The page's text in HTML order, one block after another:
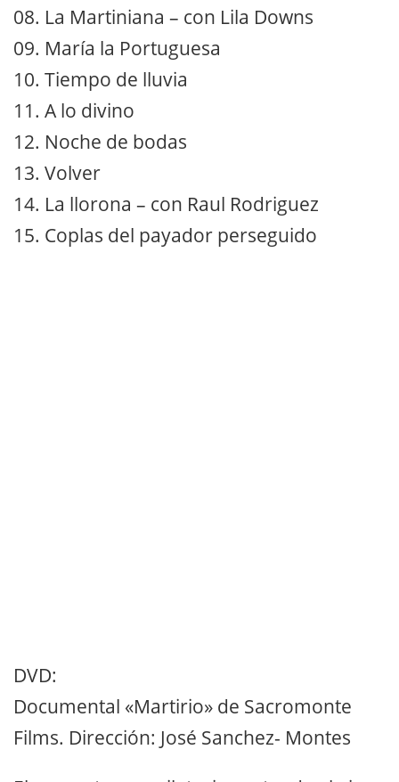
08. La Martiniana – con Lila Downs
09. María la Portuguesa
10. Tiempo de lluvia
11. A lo divino
12. Noche de bodas
13. Volver
14. La llorona – con Raul Rodriguez
15. Coplas del payador perseguido
DVD:
Documental «Martirio» de Sacromonte
Films. Dirección: José Sanchez- Montes